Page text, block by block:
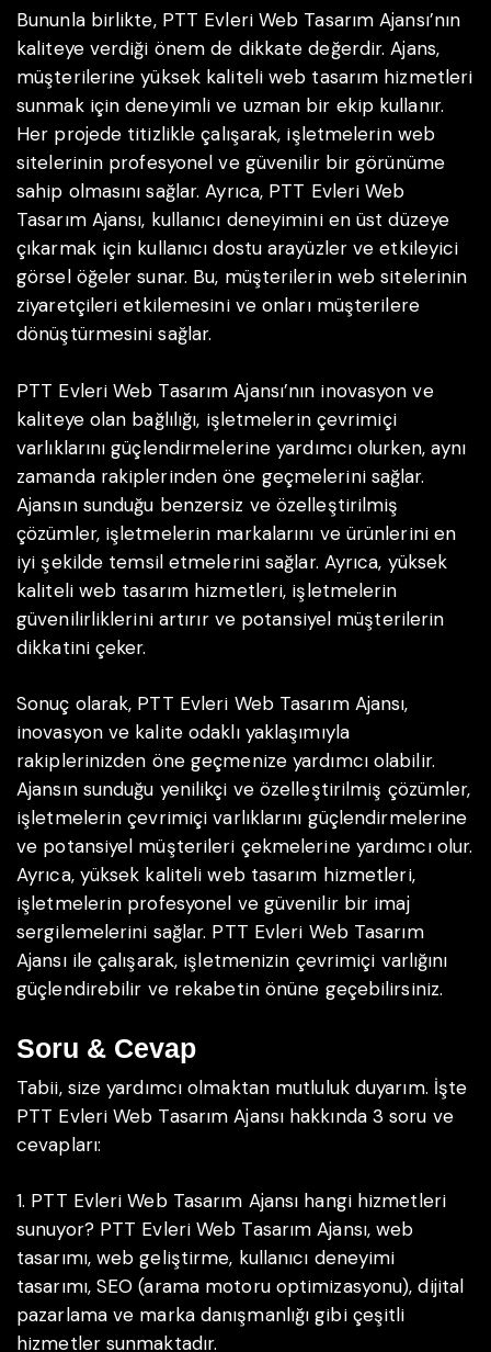
Bununla birlikte, PTT Evleri Web Tasarım Ajansı’nın
kaliteye verdiği önem de dikkate değerdir. Ajans,
müşterilerine yüksek kaliteli web tasarım hizmetleri
sunmak için deneyimli ve uzman bir ekip kullanır.
Her projede titizlikle çalışarak, işletmelerin web
sitelerinin profesyonel ve güvenilir bir görünüme
sahip olmasını sağlar. Ayrıca, PTT Evleri Web
Tasarım Ajansı, kullanıcı deneyimini en üst düzeye
çıkarmak için kullanıcı dostu arayüzler ve etkileyici
görsel öğeler sunar. Bu, müşterilerin web sitelerinin
ziyaretçileri etkilemesini ve onları müşterilere
dönüştürmesini sağlar.
PTT Evleri Web Tasarım Ajansı’nın inovasyon ve
kaliteye olan bağlılığı, işletmelerin çevrimiçi
varlıklarını güçlendirmelerine yardımcı olurken, aynı
zamanda rakiplerinden öne geçmelerini sağlar.
Ajansın sunduğu benzersiz ve özelleştirilmiş
çözümler, işletmelerin markalarını ve ürünlerini en
iyi şekilde temsil etmelerini sağlar. Ayrıca, yüksek
kaliteli web tasarım hizmetleri, işletmelerin
güvenilirliklerini artırır ve potansiyel müşterilerin
dikkatini çeker.
Sonuç olarak, PTT Evleri Web Tasarım Ajansı,
inovasyon ve kalite odaklı yaklaşımıyla
rakiplerinizden öne geçmenize yardımcı olabilir.
Ajansın sunduğu yenilikçi ve özelleştirilmiş çözümler,
işletmelerin çevrimiçi varlıklarını güçlendirmelerine
ve potansiyel müşterileri çekmelerine yardımcı olur.
Ayrıca, yüksek kaliteli web tasarım hizmetleri,
işletmelerin profesyonel ve güvenilir bir imaj
sergilemelerini sağlar. PTT Evleri Web Tasarım
Ajansı ile çalışarak, işletmenizin çevrimiçi varlığını
güçlendirebilir ve rekabetin önüne geçebilirsiniz.
Soru & Cevap
Tabii, size yardımcı olmaktan mutluluk duyarım. İşte
PTT Evleri Web Tasarım Ajansı hakkında 3 soru ve
cevapları:
1. PTT Evleri Web Tasarım Ajansı hangi hizmetleri
sunuyor?PTT Evleri Web Tasarım Ajansı, web
tasarımı, web geliştirme, kullanıcı deneyimi
tasarımı, SEO (arama motoru optimizasyonu), dijital
pazarlama ve marka danışmanlığı gibi çeşitli
hizmetler sunmaktadır.